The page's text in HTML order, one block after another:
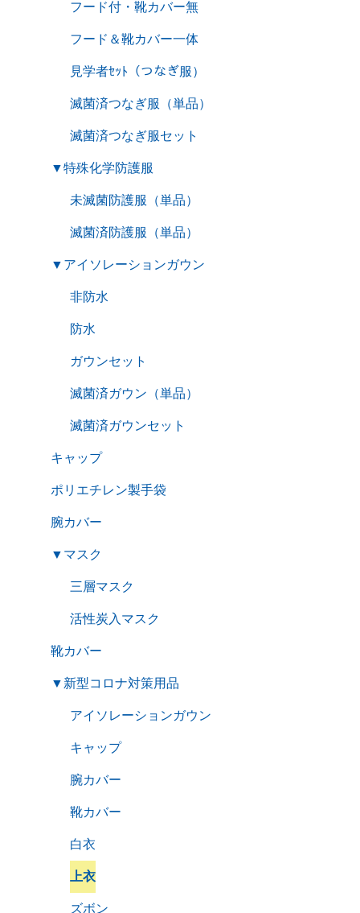
フード付・靴カバー無
フード＆靴カバー一体
見学者ｾｯﾄ（つなぎ服）
滅菌済つなぎ服（単品）
滅菌済つなぎ服セット
▼特殊化学防護服
未滅菌防護服（単品）
滅菌済防護服（単品）
▼ アイソレーションガウン
非防水
防水
ガウンセット
滅菌済ガウン（単品）
滅菌済ガウンセット
キャップ
ポリエチレン製手袋
腕カバー
▼ マスク
三層マスク
活性炭入マスク
靴カバー
▼ 新型コロナ対策用品
アイソレーションガウン
キャップ
腕カバー
靴カバー
白衣
上衣
ズボン